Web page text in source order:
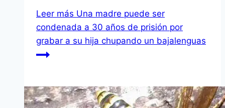
Leer más Una madre puede ser
condenada a 30 años de prisión por
grabar a su hija chupando un bajalenguas